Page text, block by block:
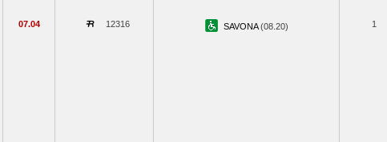
07.04 12316 SAVONA(08.20) 1